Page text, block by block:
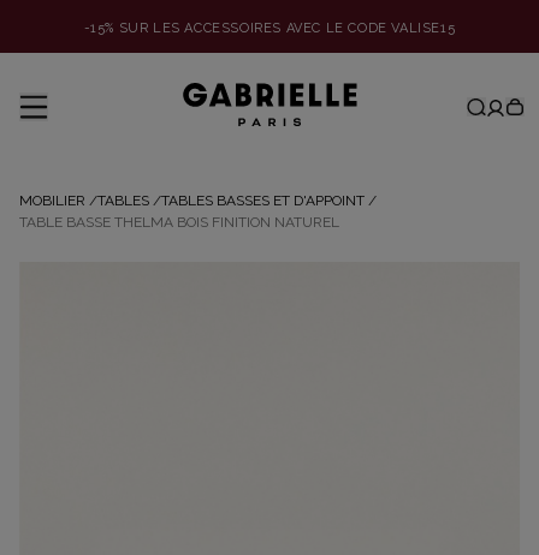
-15% SUR LES ACCESSOIRES AVEC LE CODE VALISE15
MOBILIER /TABLES /TABLES BASSES ET D'APPOINT /
TABLE BASSE THELMA BOIS FINITION NATUREL